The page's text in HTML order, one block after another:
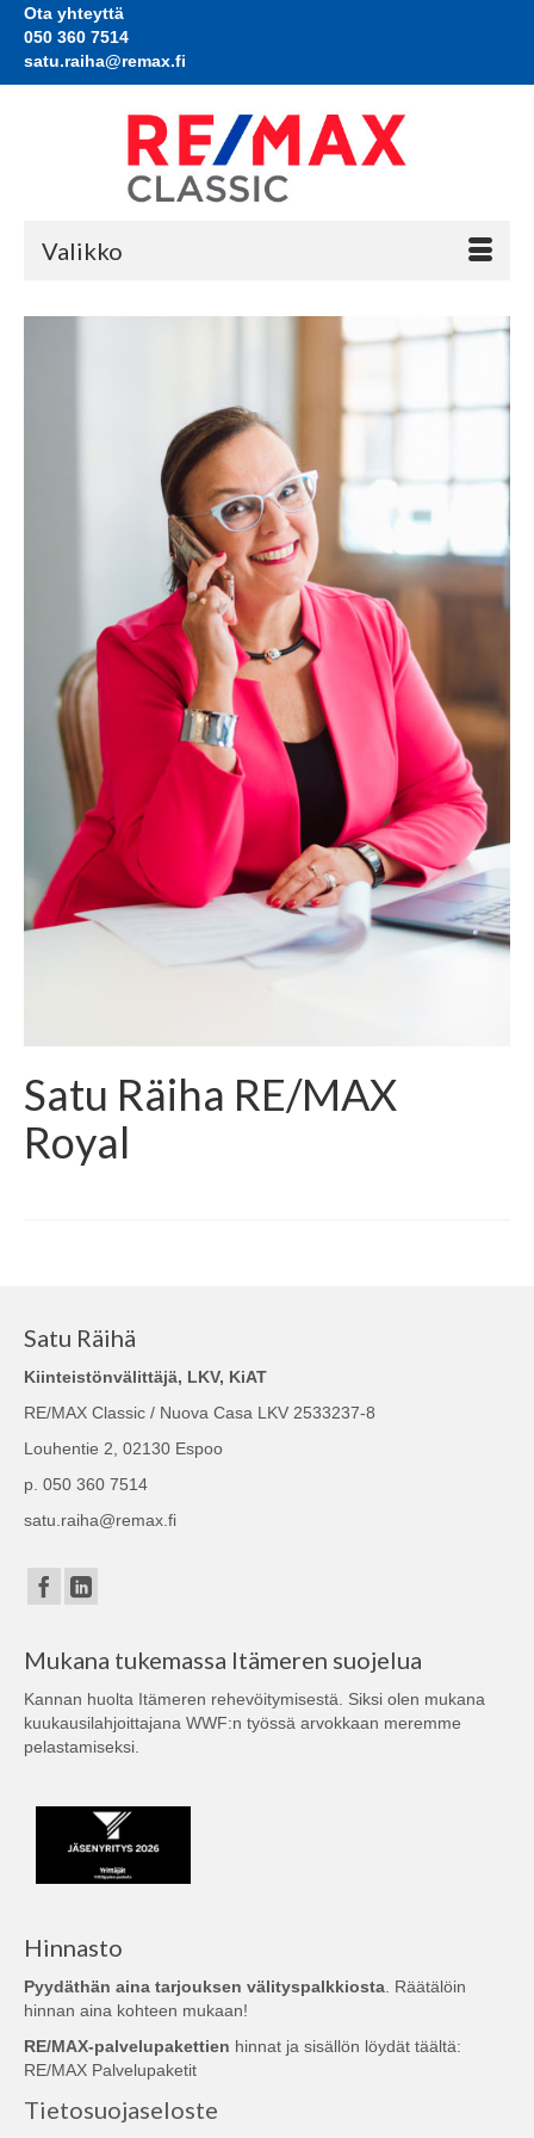
Ota yhteyttä
050 360 7514
satu.raiha@remax.fi
Valikko
Satu Räiha RE/MAX
Royal
Satu Räihä
Kiinteistönvälittäjä, LKV, KiAT
RE/MAX Classic / Nuova Casa LKV 2533237-8
Louhentie 2, 02130 Espoo
p. 050 360 7514
satu.raiha@remax.fi
Mukana tukemassa Itämeren suojelua
Kannan huolta Itämeren rehevöitymisestä. Siksi olen mukana
kuukausilahjoittajana WWF:n työssä arvokkaan meremme
pelastamiseksi.
Hinnasto
Pyydäthän aina tarjouksen välityspalkkiosta. Räätälöin
hinnan aina kohteen mukaan!
RE/MAX-palvelupakettien hinnat ja sisällön löydät täältä:
RE/MAX Palvelupaketit
Tietosuojaseloste